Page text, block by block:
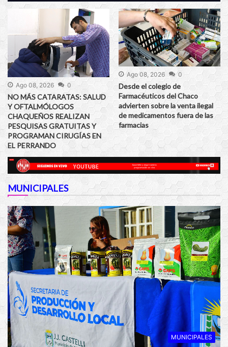
Ago 08, 2026 0
NO MÁS CATARATAS: SALUD
Y OFTALMÓLOGOS
CHAQUEÑOS REALIZAN
PESQUISAS GRATUITAS Y
PROGRAMAN CIRUGÍAS EN
EL PERRANDO
Ago 08, 2026 0
Desde el colegio de
Farmacéuticos del Chaco
advierten sobre la venta ilegal
de medicamentos fuera de las
farmacias
MUNICIPALES
MUNICIPALES